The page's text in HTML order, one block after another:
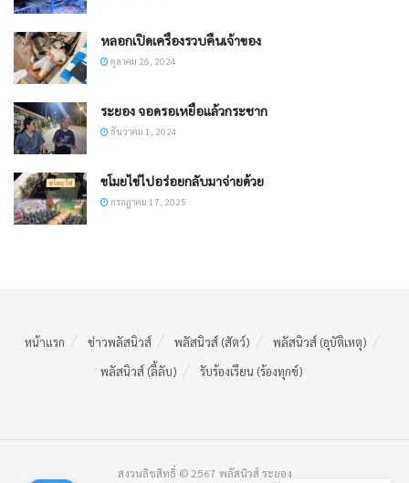
หลอกเปิดเครื่องรวบคืนเจ้าของ
ตุลาคม 26, 2024
ระยอง จอดรอเหยื่อแล้วกระชาก
ธันวาคม 1, 2024
ขโมยไข่ไปอร่อยกลับมาจ่ายด้วย
กรกฎาคม 17, 2025
หน้าแรก ข่าวพลัสนิวส์ พลัสนิวส์ (สัตว์)
พลัสนิวส์ (อุบัติเหตุ)
พลัสนิวส์ (ลี้ลับ)
รับร้องเรียน (ร้องทุกข์)
สงวนลิขสิทธิ์ © 2567 พลัสนิวส์ ระยอง